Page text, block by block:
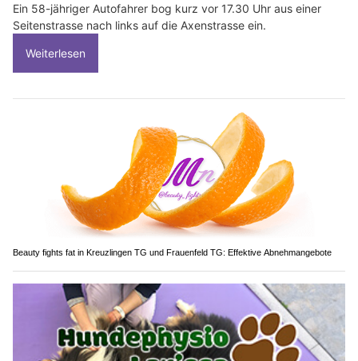
Ein 58-jähriger Autofahrer bog kurz vor 17.30 Uhr aus einer
Seitenstrasse nach links auf die Axenstrasse ein.
Weiterlesen
Beauty fights fat in Kreuzlingen TG und Frauenfeld TG: Effektive Abnehmangebote